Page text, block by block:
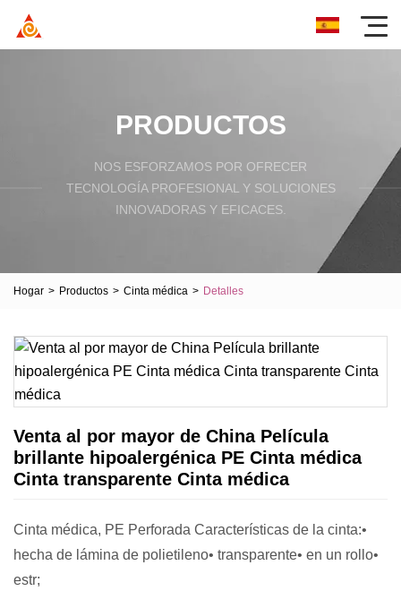
PRODUCTOS
NOS ESFORZAMOS POR OFRECER
TECNOLOGÍA PROFESIONAL Y SOLUCIONES
INNOVADORAS Y EFICACES.
Hogar > Productos > Cinta médica > Detalles
Venta al por mayor de China Película
brillante hipoalergénica PE Cinta médica
Cinta transparente Cinta médica
Cinta médica, PE Perforada Características de la cinta:•
hecha de lámina de polietileno• transparente• en un rollo•
estr;